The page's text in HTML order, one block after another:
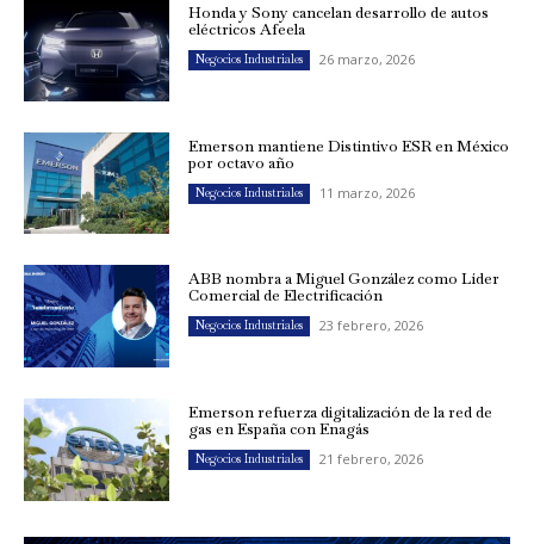
Honda y Sony cancelan desarrollo de autos
eléctricos Afeela
Negocios Industriales 26 marzo, 2026
Emerson mantiene Distintivo ESR en México
por octavo año
Negocios Industriales 11 marzo, 2026
ABB nombra a Miguel González como Líder
Comercial de Electrificación
Negocios Industriales 23 febrero, 2026
Emerson refuerza digitalización de la red de
gas en España con Enagás
Negocios Industriales 21 febrero, 2026